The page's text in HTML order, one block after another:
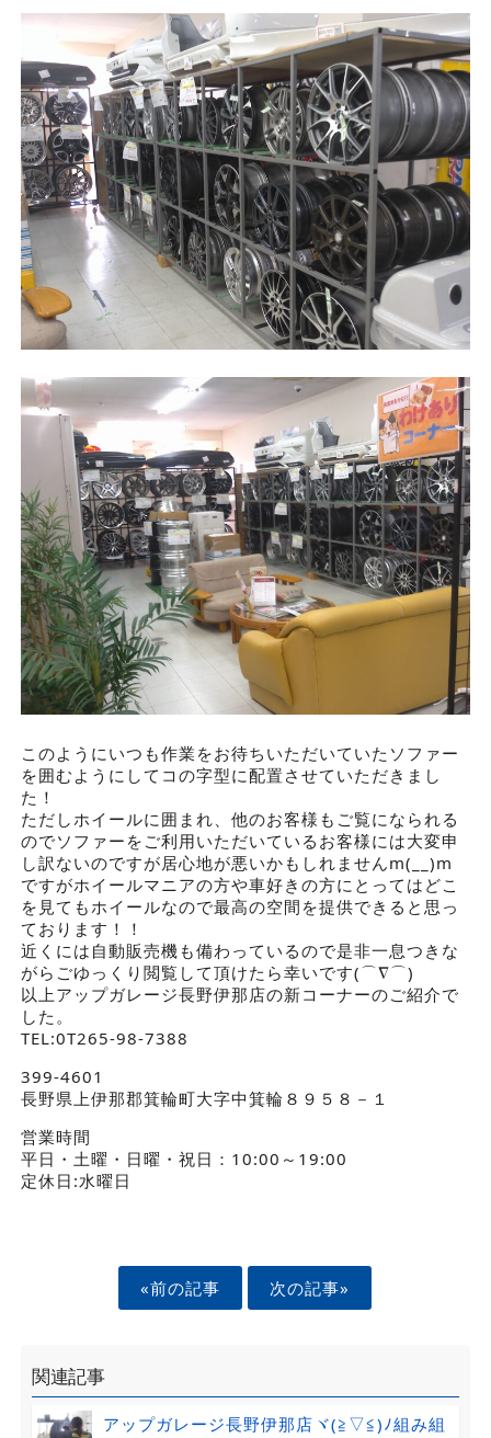
このようにいつも作業をお待ちいただいていたソファー
を囲むようにしてコの字型に配置させていただきまし
た！
ただしホイールに囲まれ、他のお客様もご覧になられる
のでソファーをご利用いただいているお客様には大変申
し訳ないのですが居心地が悪いかもしれませんm(__)m
ですがホイールマニアの方や車好きの方にとってはどこ
を見てもホイールなので最高の空間を提供できると思っ
ております！！
近くには自動販売機も備わっているので是非一息つきな
がらごゆっくり閲覧して頂けたら幸いです(⌒∇⌒)
以上アップガレージ長野伊那店の新コーナーのご紹介で
した。
TEL:0T265-98-7388
399-4601
長野県上伊那郡箕輪町大字中箕輪８９５８－１
営業時間
平日・土曜・日曜・祝日：10:00～19:00
定休日:水曜日
«前の記事 次の記事»
関連記事
アップガレージ長野伊那店ヾ(≧▽≦)ﾉ組み組